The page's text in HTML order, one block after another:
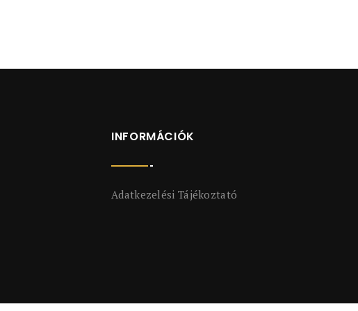
INFORMÁCIÓK
Adatkezelési Tájékoztató